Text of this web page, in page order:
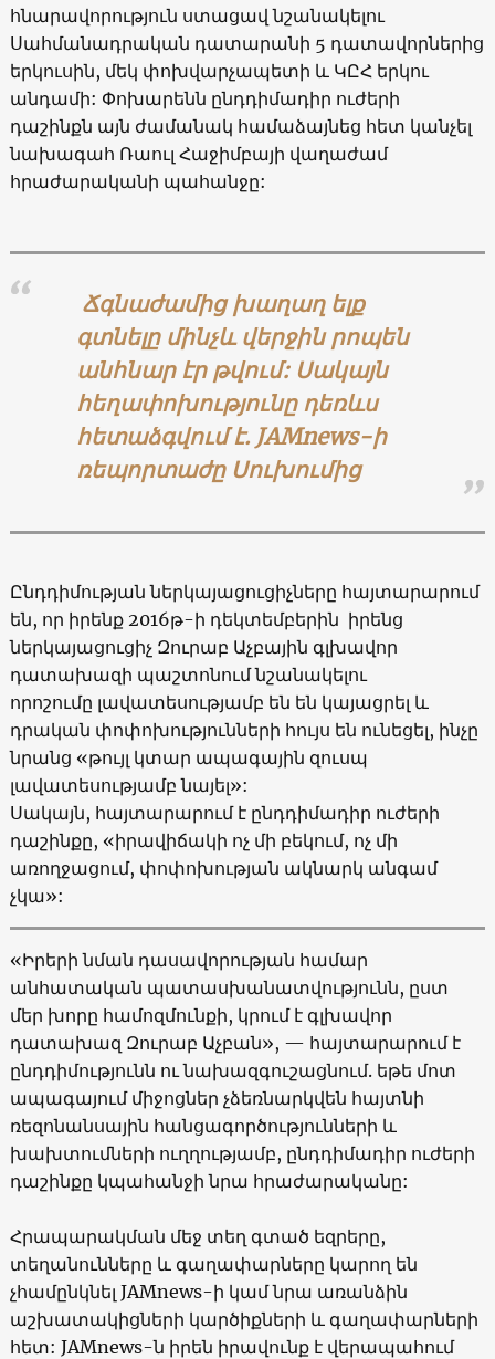
հնարավորություն ստացավ նշանակելու
Սահմանադրական դատարանի 5 դատավորներից
երկուսին, մեկ փոխվարչապետի և ԿԸՀ երկու
անդամի: Փոխարենն ընդդիմադիր ուժերի
դաշինքն այն ժամանակ համաձայնեց հետ կանչել
նախագահ Ռաուլ Հաջիմբայի վաղաժամ
հրաժարականի պահանջը:
Ճգնաժամից խաղաղ ելք
գտնելը մինչև վերջին րոպեն
անհնար էր թվում: Սակայն
հեղափոխությունը դեռևս
հետաձգվում է. JAMnews-ի
ռեպորտաժը Սուխումից
Ընդդիմության ներկայացուցիչները հայտարարում
են, որ իրենք 2016թ-ի դեկտեմբերին իրենց
ներկայացուցիչ Զուրաբ Աչբային գլխավոր
դատախազի պաշտոնում նշանակելու
որոշումը լավատեսությամբ են են կայացրել և
դրական փոփոխությունների հույս են ունեցել, ինչը
նրանց «թույլ կտար ապագային զուսպ
լավատեսությամբ նայել»:
Սակայն, հայտարարում է ընդդիմադիր ուժերի
դաշինքը, «իրավիճակի ոչ մի բեկում, ոչ մի
առողջացում, փոփոխության ակնարկ անգամ
չկա»:
«Իրերի նման դասավորության համար
անհատական պատասխանատվությունն, ըստ
մեր խորը համոզմունքի, կրում է գլխավոր
դատախազ Զուրաբ Աչբան», — հայտարարում է
ընդդիմությունն ու նախազգուշացնում. եթե մոտ
ապագայում միջոցներ չձեռնարկվեն հայտնի
ռեզոնանսային հանցագործությունների և
խախտումների ուղղությամբ, ընդդիմադիր ուժերի
դաշինքը կպահանջի նրա հրաժարականը:
Հրապարակման մեջ տեղ գտած եզրերը,
տեղանունները և գաղափարները կարող են
չհամընկնել JAMnews-ի կամ նրա առանձին
աշխատակիցների կարծիքների և գաղափարների
հետ: JAMnews-ն իրեն իրավունք է վերապահում